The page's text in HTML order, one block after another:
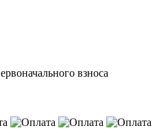
взноса